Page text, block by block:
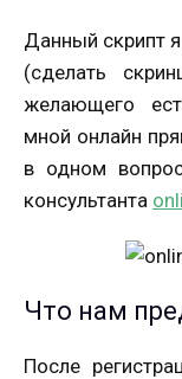
Данный скрипт
(сделать
желающего
мной онлайн
в одном
консультанта
Что нам
После